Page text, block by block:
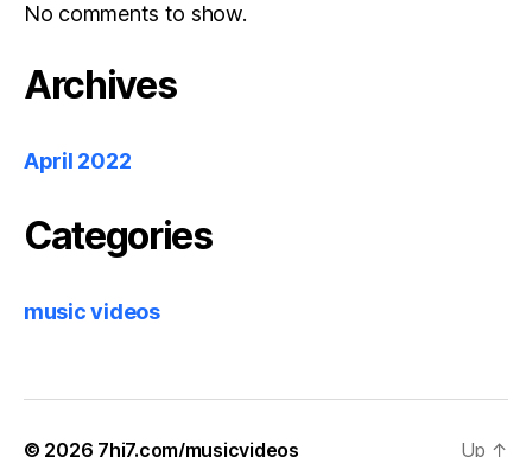
No comments to show.
Archives
April 2022
Categories
music videos
© 2026 7hi7.com/musicvideos Up ↑